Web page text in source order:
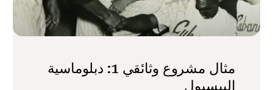
مثال مشروع وثائقي 1: دبلوماسية
البيسبول